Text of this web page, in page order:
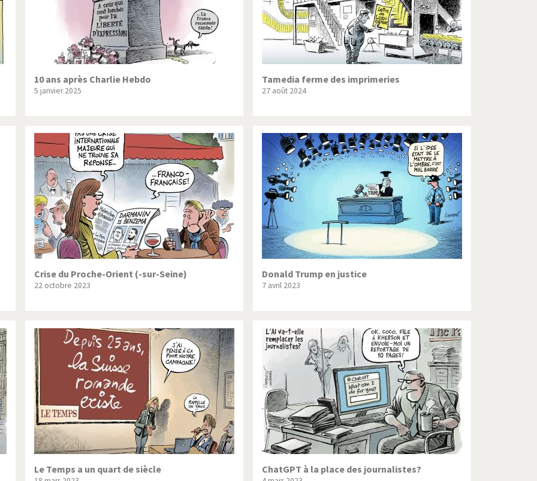
10 ans après Charlie Hebdo
5 janvier 2025
Tamedia ferme des imprimeries
27 août 2024
Crise du Proche-Orient (-sur-Seine)
22 octobre 2023
Donald Trump en justice
7 avril 2023
Le Temps a un quart de siècle ChatGPT à la place des journalistes?